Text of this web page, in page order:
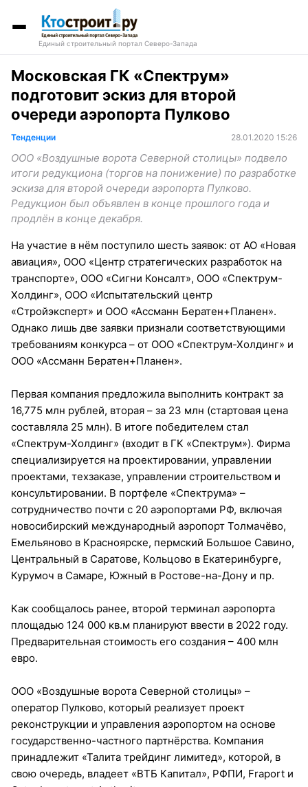
Единый строительный портал Северо-Запада
Московская ГК «Спектрум»
подготовит эскиз для второй
очереди аэропорта Пулково
Тенденции 28.01.2020 15:26
ООО «Воздушные ворота Северной столицы» подвело
итоги редукциона (торгов на понижение) по разработке
эскиза для второй очереди аэропорта Пулково.
Редукцион был объявлен в конце прошлого года и
продлён в конце декабря.
На участие в нём поступило шесть заявок: от АО «Новая
авиация», ООО «Центр стратегических разработок на
транспорте», ООО «Сигни Консалт», ООО «Спектрум-
Холдинг», ООО «Испытательский центр
«Стройэксперт» и ООО «Ассманн Бератен+Планен».
Однако лишь две заявки признали соответствующими
требованиям конкурса – от ООО «Спектрум-Холдинг» и
ООО «Ассманн Бератен+Планен».
Первая компания предложила выполнить контракт за
16,775 млн рублей, вторая – за 23 млн (стартовая цена
составляла 25 млн). В итоге победителем стал
«Спектрум-Холдинг» (входит в ГК «Спектрум»). Фирма
специализируется на проектировании, управлении
проектами, техзаказе, управлении строительством и
консультировании. В портфеле «Спектрума» –
сотрудничество почти с 20 аэропортами РФ, включая
новосибирский международный аэропорт Толмачёво,
Емельяново в Красноярске, пермский Большое Савино,
Центральный в Саратове, Кольцово в Екатеринбурге,
Курумоч в Самаре, Южный в Ростове-на-Дону и пр.
Как сообщалось ранее, второй терминал аэропорта
площадью 124 000 кв.м планируют ввести в 2022 году.
Предварительная стоимость его создания – 400 млн
евро.
ООО «Воздушные ворота Северной столицы» –
оператор Пулково, который реализует проект
реконструкции и управления аэропортом на основе
государственно-частного партнёрства. Компания
принадлежит «Талита трейдинг лимитед», которой, в
свою очередь, владеет «ВТБ Капитал», РФПИ, Fraport и